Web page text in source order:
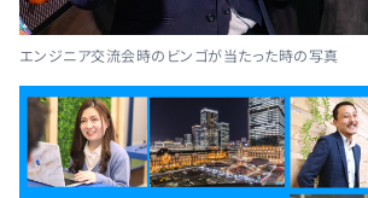
エンジニア交流会時のビンゴが当たった時の写真